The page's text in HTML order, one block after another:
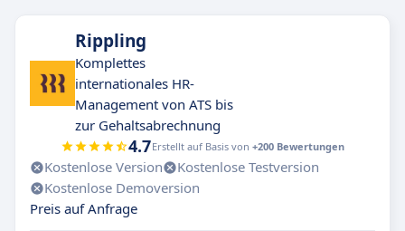
Rippling
Komplettes
internationales HR-
Management von ATS bis
zur Gehaltsabrechnung
4.7Erstellt auf Basis von +200 Bewertungen
Kostenlose Version
Kostenlose Testversion
Kostenlose Demoversion
Preis auf Anfrage